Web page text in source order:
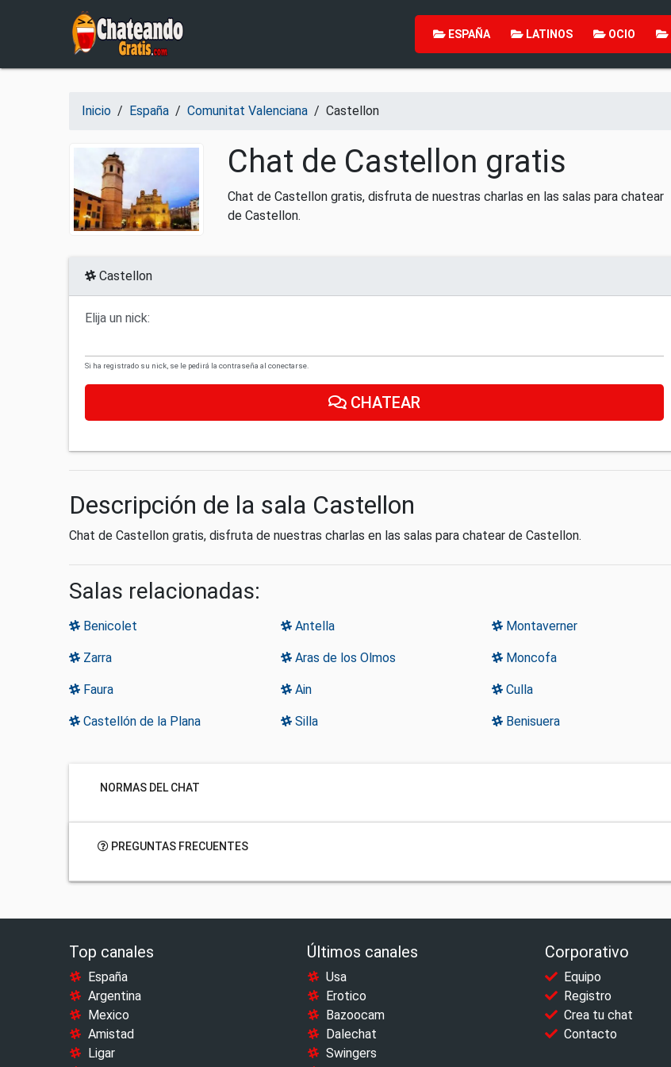
Salir del contenido
ESPAÑA LATINOS OCIO
Inicio / España / Comunitat Valenciana / Castellon
Chat de Castellon gratis
Chat de Castellon gratis, disfruta de nuestras charlas en las salas para chatear
de Castellon.
Castellon
Elija un nick:
Si ha registrado su nick, se le pedirá la contraseña al conectarse.
CHATEAR
Descripción de la sala Castellon
Chat de Castellon gratis, disfruta de nuestras charlas en las salas para chatear de Castellon.
Salas relacionadas:
Benicolet Antella Montaverner
Zarra Aras de los Olmos Moncofa
Faura Ain Culla
Castellón de la Plana Silla Benisuera
NORMAS DEL CHAT
PREGUNTAS FRECUENTES
Top canales
España
Argentina
Mexico
Amistad
Ligar
Últimos canales
Usa
Erotico
Bazoocam
Dalechat
Swingers
Corporativo
Equipo
Registro
Crea tu chat
Contacto